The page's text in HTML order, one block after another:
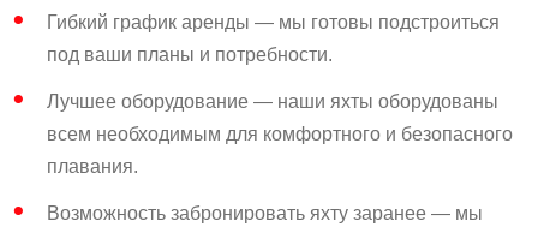
Гибкий график аренды — мы готовы подстроиться
под ваши планы и потребности.
Лучшее оборудование — наши яхты оборудованы
всем необходимым для комфортного и безопасного
плавания.
Возможность забронировать яхту заранее — мы